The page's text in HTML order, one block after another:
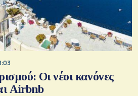
Οι νέοι κανόνες
Airbnb